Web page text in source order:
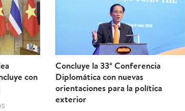
con
Concluye la 33ª Conferencia
Diplomática con nuevas
orientaciones para la política
exterior